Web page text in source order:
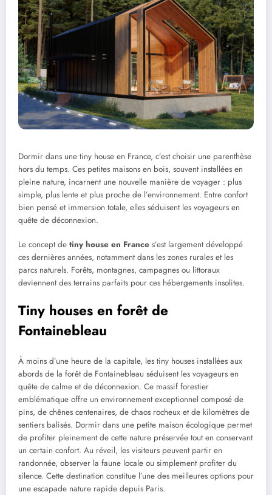
Dormir dans une tiny house en France, c’est choisir une parenthèse
hors du temps. Ces petites maisons en bois, souvent installées en
pleine nature, incarnent une nouvelle manière de voyager : plus
simple, plus lente et plus proche de l’environnement. Entre confort
bien pensé et immersion totale, elles séduisent les voyageurs en
quête de déconnexion.
Le concept de tiny house en France s’est largement développé
ces dernières années, notamment dans les zones rurales et les
parcs naturels. Forêts, montagnes, campagnes ou littoraux
deviennent des terrains parfaits pour ces hébergements insolites.
Tiny houses en forêt de
Fontainebleau
À moins d’une heure de la capitale, les tiny houses installées aux
abords de la forêt de Fontainebleau séduisent les voyageurs en
quête de calme et de déconnexion. Ce massif forestier
emblématique offre un environnement exceptionnel composé de
pins, de chênes centenaires, de chaos rocheux et de kilomètres de
sentiers balisés. Dormir dans une petite maison écologique permet
de profiter pleinement de cette nature préservée tout en conservant
un certain confort. Au réveil, les visiteurs peuvent partir en
randonnée, observer la faune locale ou simplement profiter du
silence. Cette destination constitue l’une des meilleures options pour
une escapade nature rapide depuis Paris.